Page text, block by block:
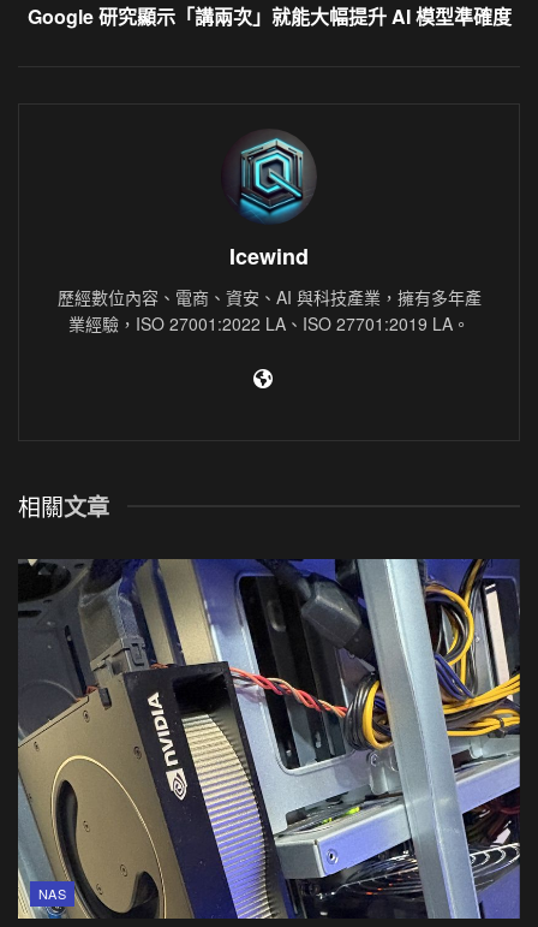
Google 研究顯示「講兩次」就能大幅提升 AI 模型準確度
Icewind
歷經數位內容、電商、資安、AI 與科技產業，擁有多年產
業經驗，ISO 27001:2022 LA、ISO 27701:2019 LA。
相關文章
NAS